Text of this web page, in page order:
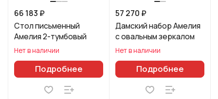
66 183 ₽
Стол письменный
Амелия 2-тумбовый
Нет в наличии
Подробнее
57 270 ₽
Дамский набор Амелия
с овальным зеркалом
Нет в наличии
Подробнее